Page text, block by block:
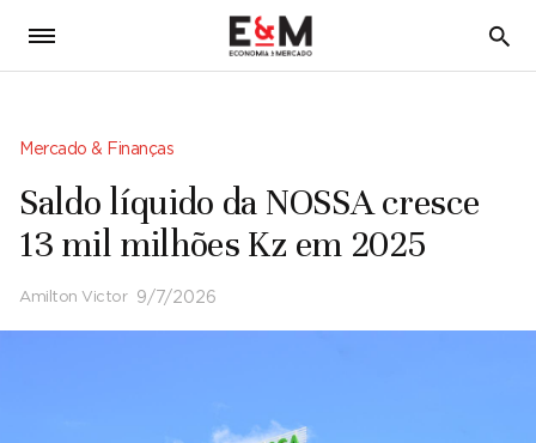
5
Mercado & Finanças
Saldo líquido da NOSSA cresce
13 mil milhões Kz em 2025
Amilton Victor 9/7/2026